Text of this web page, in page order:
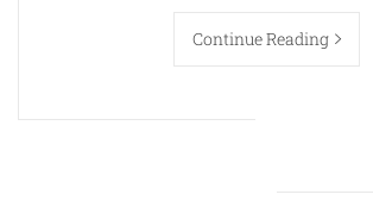
Continue Reading